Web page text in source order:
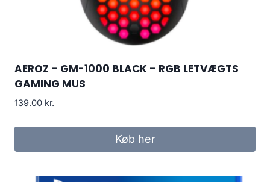
AEROZ – GM-1000 BLACK – RGB LETVÆGTS
GAMING MUS
139.00 kr.
Køb her